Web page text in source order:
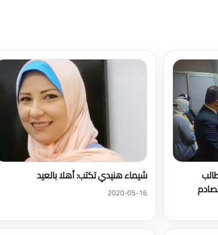
شيماء هنيدي تكتب: أهلا بالعيد
2020-05-16